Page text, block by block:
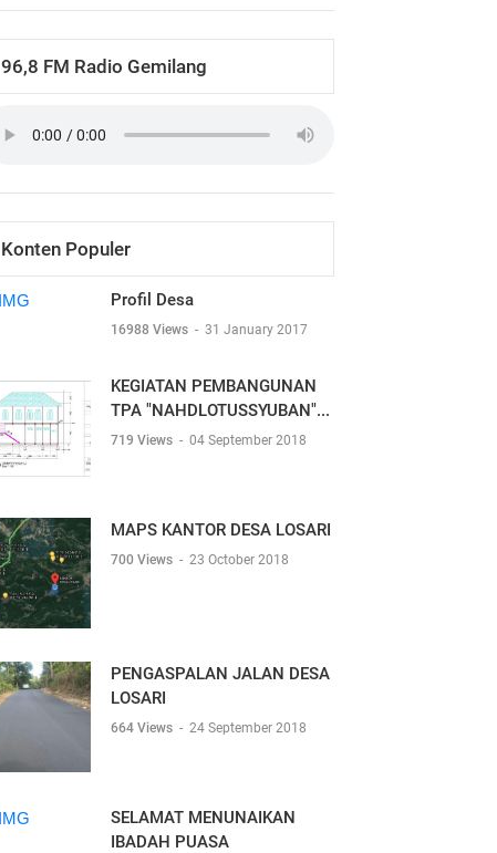
96,8 FM Radio Gemilang
Konten Populer
Profil Desa
16988 Views - 31 January 2017
KEGIATAN PEMBANGUNAN
TPA "NAHDLOTUSSYUBAN"...
719 Views - 04 September 2018
MAPS KANTOR DESA LOSARI
700 Views - 23 October 2018
PENGASPALAN JALAN DESA
LOSARI
664 Views - 24 September 2018
SELAMAT MENUNAIKAN
IBADAH PUASA